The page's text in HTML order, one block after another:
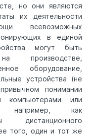
но они являются
их деятельности
всевозможных
в единой
могут быть
производстве,
оборудование,
устройства (не
понимании
компьютерами или
например, как
дистанционного
того, один и тот же